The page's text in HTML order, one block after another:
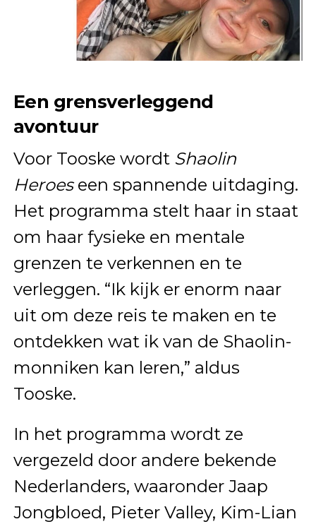
Een grensverleggend
avontuur
Voor Tooske wordt Shaolin
Heroeseen spannende uitdaging.
Het programma stelt haar in staat
om haar fysieke en mentale
grenzen te verkennen en te
verleggen. “Ik kijk er enorm naar
uit om deze reis te maken en te
ontdekken wat ik van de Shaolin-
monniken kan leren,” aldus
Tooske.
In het programma wordt ze
vergezeld door andere bekende
Nederlanders, waaronder Jaap
Jongbloed, Pieter Valley, Kim-Lian